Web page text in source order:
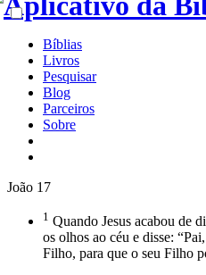
Bíblias
Livros
Pesquisar
Blog
Parceiros
Sobre
João 17
1 Quando Jesus acabou de
os olhos ao céu e disse:
Filho, para que o seu Filho